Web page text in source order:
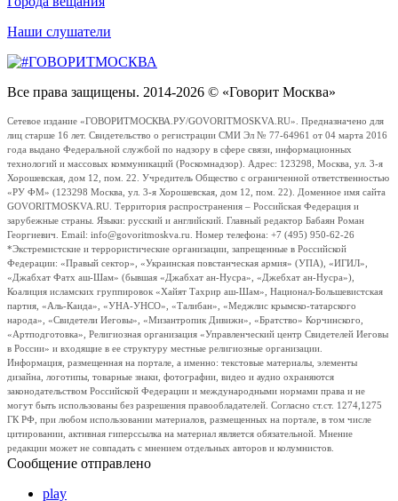
Наши слушатели
Все права защищены. 2014-2026 © «Говорит Москва»
Сетевое издание «ГОВОРИТМОСКВА.РУ/GOVORITMOSKVA.RU». Предназначено для
лиц старше 16 лет. Свидетельство о регистрации СМИ Эл № 77-64961 от 04 марта 2016
года выдано Федеральной службой по надзору в сфере связи, информационных
технологий и массовых коммуникаций (Роскомнадзор). Адрес: 123298, Москва, ул. 3-я
Хорошевская, дом 12, пом. 22. Учредитель Общество с ограниченной ответственностью
«РУ ФМ» (123298 Москва, ул. 3-я Хорошевская, дом 12, пом. 22). Доменное имя сайта
GOVORITMOSKVA.RU. Территория распространения – Российская Федерация и
зарубежные страны. Языки: русский и английский. Главный редактор Бабаян Роман
Георгиевич. Email: info@govoritmoskva.ru. Номер телефона: +7 (495) 950-62-26
*Экстремистские и террористические организации, запрещенные в Российской
Федерации: «Правый сектор», «Украинская повстанческая армия» (УПА), «ИГИЛ»,
«Джабхат Фатх аш-Шам» (бывшая «Джабхат ан-Нусра», «Джебхат ан-Нусра»),
Коалиция исламских группировок «Хайят Тахрир аш-Шам», Национал-Большевистская
партия, «Аль-Каида», «УНА-УНСО», «Талибан», «Меджлис крымско-татарского
народа», «Свидетели Иеговы», «Мизантропик Дивижн», «Братство» Корчинского,
«Артподготовка», Религиозная организация «Управленческий центр Свидетелей Иеговы
в России» и входящие в ее структуру местные религиозные организации.
Информация, размещенная на портале, а именно: текстовые материалы, элементы
дизайна, логотипы, товарные знаки, фотографии, видео и аудио охраняются
законодательством Российской Федерации и международными нормами права и не
могут быть использованы без разрешения правообладателей. Согласно ст.ст. 1274,1275
ГК РФ, при любом использовании материалов, размещенных на портале, в том числе
цитировании, активная гиперссылка на материал является обязательной. Мнение
редакции может не совпадать с мнением отдельных авторов и колумнистов.
Сообщение отправлено
play